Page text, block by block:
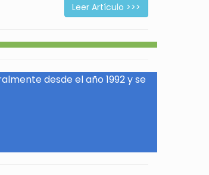
Leer Artículo >>>
desde el año 1992 y se